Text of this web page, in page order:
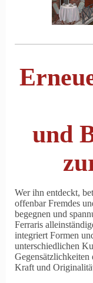
und
Wer ihn entdeckt,
offenbar Fremdes
begegnen und
Ferraris
integriert Formen
unterschiedlichen
Kraft und